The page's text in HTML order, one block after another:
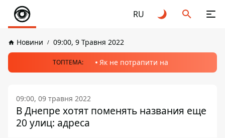
RU
Новини 09:00, 9 Травня 2022
ТОПТЕМА: Як не потрапити на
09:00, 09 травня 2022
В Днепре хотят поменять названия еще
20 улиц: адреса